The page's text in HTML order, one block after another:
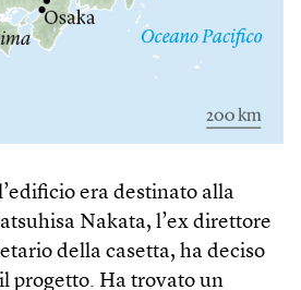
era destinato alla
Nakata, l’ex direttore
della casetta, ha deciso
progetto. Ha trovato un